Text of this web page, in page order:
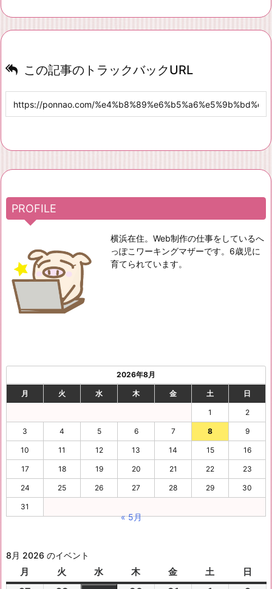
この記事のトラックバックURL
PROFILE
横浜在住。Web制作の仕事をしているへ
っぽこワーキングマザーです。6歳児に
育てられています。
2026年8月
月 火 水 木 金 土 日
1 2
3 4 5 6 7 8 9
10 11 12 13 14 15 16
17 18 19 20 21 22 23
24 25 26 27 28 29 30
31
« 5月
8月 2026 のイベント
月
曜
火
曜
水水
曜
木木
曜
金
曜
土
曜
日
曜